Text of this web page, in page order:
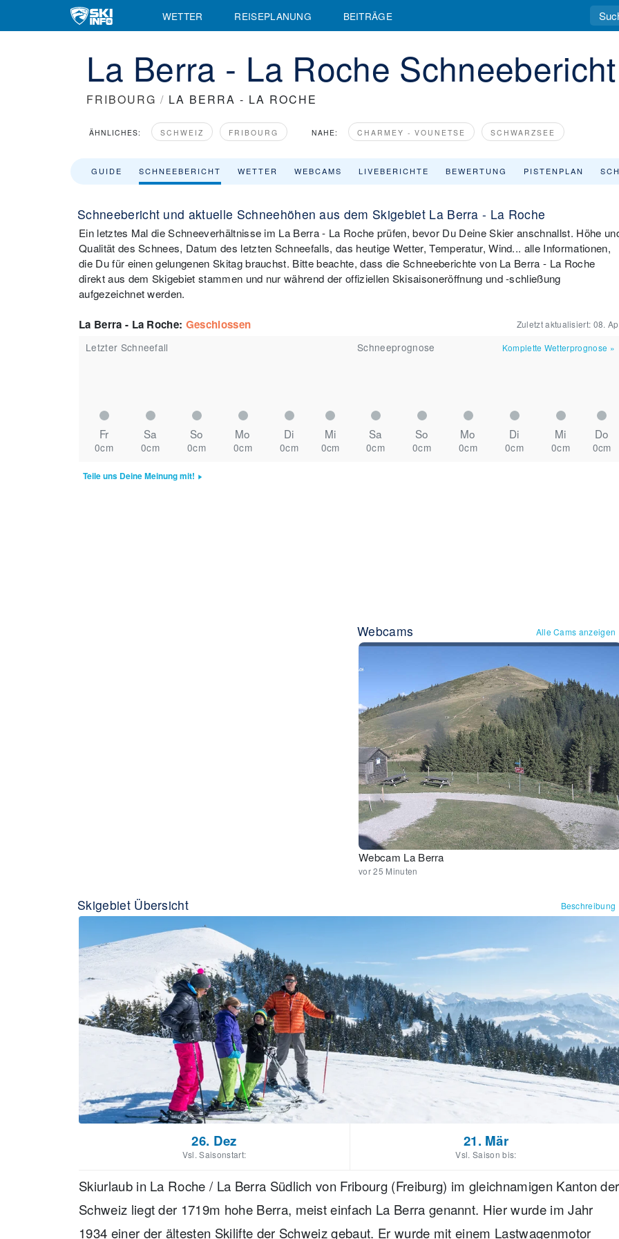
WETTER REISEPLANUNG BEITRÄGE
La Berra - La Roche
FRIBOURG / LA BERRA - LA ROCHE
ÄHNLICHES: SCHWEIZ FRIBOURG NAHE: CHARMEY - VOUNETSE SCHWARZSEE
GUIDE SCHNEEBERICHT WETTER WEBCAMS LIVEBERICHTE BEWERTUNG PISTENPLAN
Schneebericht und aktuelle Schneehöhen aus dem Skigebiet La Berra - La Roche
Ein letztes Mal die Schneeverhältnisse im La Berra - La Roche prüfen, bevor Du Deine Skier anschnallst. Höhe
Qualität des Schnees, Datum des letzten Schneefalls, das heutige Wetter, Temperatur, Wind... alle Informationen,
die Du für einen gelungenen Skitag brauchst. Bitte beachte, dass die Schneeberichte von La Berra - La Roche
direkt aus dem Skigebiet stammen und nur während der offiziellen Skisaisoneröffnung und -schließung
aufgezeichnet werden.
La Berra - La Roche: Geschlossen Zuletzt aktualisiert: 08.
Letzter Schneefall
Fr Sa So Mo Di Mi
0cm 0cm 0cm 0cm 0cm 0cm
Schneeprognose Komplette Wetterprognose »
Sa So Mo Di Mi Do
0cm 0cm 0cm 0cm 0cm 0cm
Teile uns Deine Meinung mit!
Webcams Alle Cams anzeigen
Webcam La Berra
vor 25 Minuten
Skigebiet Übersicht Beschreibung
26. Dez
Vsl. Saisonstart:
21. Mär
Vsl. Saison bis:
Skiurlaub in La Roche / La Berra Südlich von Fribourg (Freiburg) im gleichnamigen Kanton der
Schweiz liegt der 1719m hohe Berra, meist einfach La Berra genannt. Hier wurde im Jahr
1934 einer der ältesten Skilifte der Schweiz gebaut. Er wurde mit einem Lastwagenmotor